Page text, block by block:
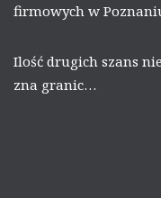
firmowych w
Ilość drugich szans nie
zna granic…